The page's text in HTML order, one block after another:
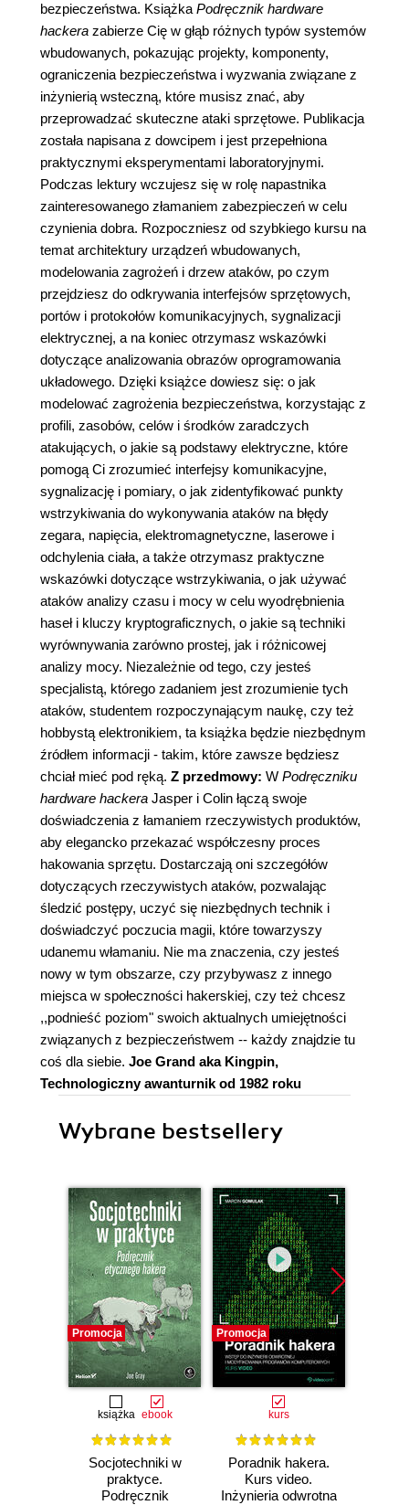
bezpieczeństwa. Książka Podręcznik hardware
hackera zabierze Cię w głąb różnych typów systemów
wbudowanych, pokazując projekty, komponenty,
ograniczenia bezpieczeństwa i wyzwania związane z
inżynierią wsteczną, które musisz znać, aby
przeprowadzać skuteczne ataki sprzętowe. Publikacja
została napisana z dowcipem i jest przepełniona
praktycznymi eksperymentami laboratoryjnymi.
Podczas lektury wczujesz się w rolę napastnika
zainteresowanego złamaniem zabezpieczeń w celu
czynienia dobra. Rozpoczniesz od szybkiego kursu na
temat architektury urządzeń wbudowanych,
modelowania zagrożeń i drzew ataków, po czym
przejdziesz do odkrywania interfejsów sprzętowych,
portów i protokołów komunikacyjnych, sygnalizacji
elektrycznej, a na koniec otrzymasz wskazówki
dotyczące analizowania obrazów oprogramowania
układowego. Dzięki książce dowiesz się: o jak
modelować zagrożenia bezpieczeństwa, korzystając z
profili, zasobów, celów i środków zaradczych
atakujących, o jakie są podstawy elektryczne, które
pomogą Ci zrozumieć interfejsy komunikacyjne,
sygnalizację i pomiary, o jak zidentyfikować punkty
wstrzykiwania do wykonywania ataków na błędy
zegara, napięcia, elektromagnetyczne, laserowe i
odchylenia ciała, a także otrzymasz praktyczne
wskazówki dotyczące wstrzykiwania, o jak używać
ataków analizy czasu i mocy w celu wyodrębnienia
haseł i kluczy kryptograficznych, o jakie są techniki
wyrównywania zarówno prostej, jak i różnicowej
analizy mocy. Niezależnie od tego, czy jesteś
specjalistą, którego zadaniem jest zrozumienie tych
ataków, studentem rozpoczynającym naukę, czy też
hobbystą elektronikiem, ta książka będzie niezbędnym
źródłem informacji - takim, które zawsze będziesz
chciał mieć pod ręką. Z przedmowy: W Podręczniku
hardware hackera Jasper i Colin łączą swoje
doświadczenia z łamaniem rzeczywistych produktów,
aby elegancko przekazać współczesny proces
hakowania sprzętu. Dostarczają oni szczegółów
dotyczących rzeczywistych ataków, pozwalając
śledzić postępy, uczyć się niezbędnych technik i
doświadczyć poczucia magii, które towarzyszy
udanemu włamaniu. Nie ma znaczenia, czy jesteś
nowy w tym obszarze, czy przybywasz z innego
miejsca w społeczności hakerskiej, czy też chcesz
,,podnieść poziom" swoich aktualnych umiejętności
związanych z bezpieczeństwem -- każdy znajdzie tu
coś dla siebie. Joe Grand aka Kingpin,
Technologiczny awanturnik od 1982 roku
Wybrane bestsellery
Promocja
książka ebook
Socjotechniki w
praktyce.
Podręcznik
Promocja
kurs
Poradnik hakera.
Kurs video.
Inżynieria odwrotna